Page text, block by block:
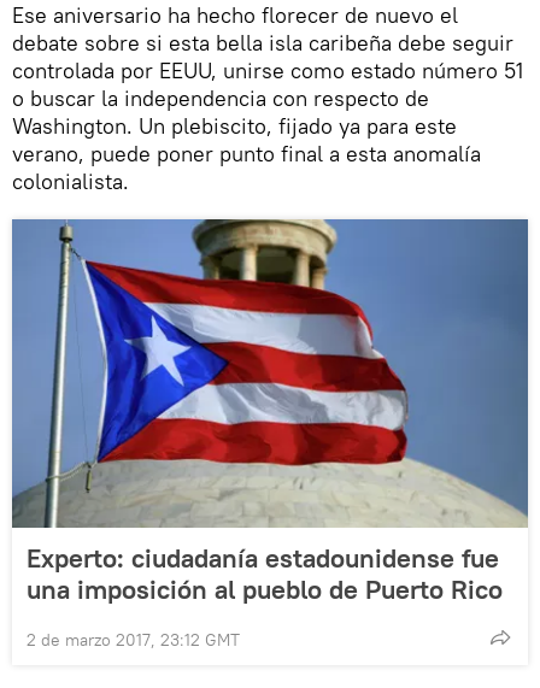
Ese aniversario ha hecho florecer de nuevo el
debate sobre si esta bella isla caribeña debe seguir
controlada por EEUU, unirse como estado número 51
o buscar la independencia con respecto de
Washington. Un plebiscito, fijado ya para este
verano, puede poner punto final a esta anomalía
colonialista.
Experto: ciudadanía estadounidense fue
una imposición al pueblo de Puerto Rico
2 de marzo 2017, 23:12 GMT